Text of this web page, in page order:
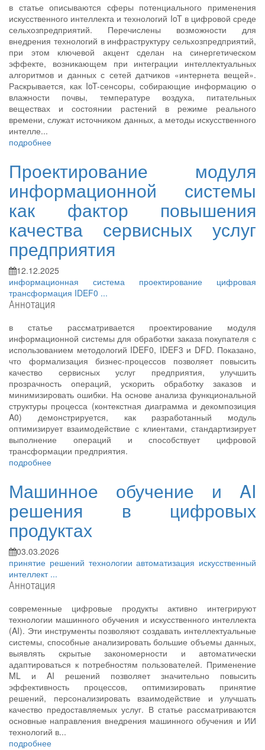
в статье описываются сферы потенциального применения
искусственного интеллекта и технологий IoT в цифровой среде
сельхозпредприятий. Перечислены возможности для
внедрения технологий в инфраструктуру сельхозпредприятий,
при этом ключевой акцент сделан на синергетическом
эффекте, возникающем при интеграции интеллектуальных
алгоритмов и данных с сетей датчиков «интернета вещей».
Раскрывается, как IoT-сенсоры, собирающие информацию о
влажности почвы, температуре воздуха, питательных
веществах и состоянии растений в режиме реального
времени, служат источником данных, а методы искусственного
интелле...
подробнее
Проектирование модуля
информационной системы
как фактор повышения
качества сервисных услуг
предприятия
12.12.2025
информационная система проектирование цифровая
трансформация IDEF0 ...
Аннотация
в статье рассматривается проектирование модуля
информационной системы для обработки заказа покупателя с
использованием методологий IDEF0, IDEF3 и DFD. Показано,
что формализация бизнес-процессов позволяет повысить
качество сервисных услуг предприятия, улучшить
прозрачность операций, ускорить обработку заказов и
минимизировать ошибки. На основе анализа функциональной
структуры процесса (контекстная диаграмма и декомпозиция
A0) демонстрируется, как разработанный модуль
оптимизирует взаимодействие с клиентами, стандартизирует
выполнение операций и способствует цифровой
трансформации предприятия.
подробнее
Машинное обучение и AI
решения в цифровых
продуктах
03.03.2026
принятие решений технологииавтоматизация искусственный
интеллект ...
Аннотация
современные цифровые продукты активно интегрируют
технологии машинного обучения и искусственного интеллекта
(AI). Эти инструменты позволяют создавать интеллектуальные
системы, способные анализировать большие объемы данных,
выявлять скрытые закономерности и автоматически
адаптироваться к потребностям пользователей. Применение
ML и AI решений позволяет значительно повысить
эффективность процессов, оптимизировать принятие
решений, персонализировать взаимодействие и улучшать
качество предоставляемых услуг. В статье рассматриваются
основные направления внедрения машинного обучения и ИИ
технологий в...
подробнее